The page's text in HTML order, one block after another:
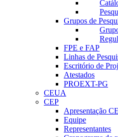
Grupos de
FPE e FAP
Linhas de
Escritório de
Atestados
PROEXT-PG
CEUA
CEP
Apresentação
Equipe
Representantes